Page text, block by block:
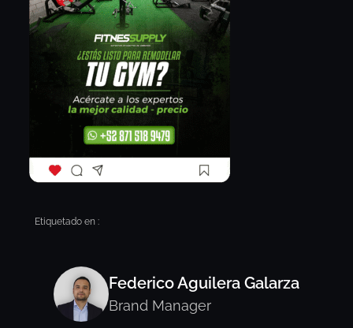
Etiquetado en :
Federico Aguilera Galarza
Brand Manager